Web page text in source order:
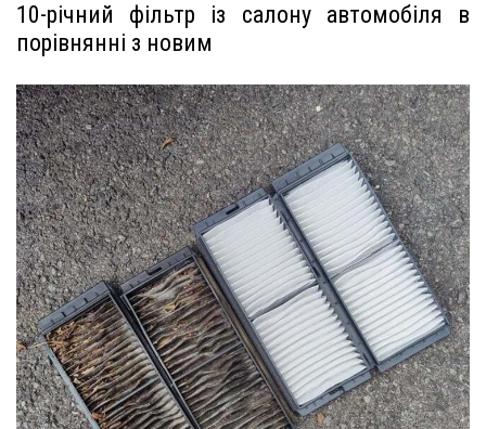
10-річний фільтр із салону автомобіля в
порівнянні з новим